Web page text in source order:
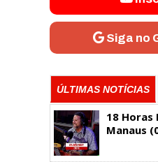
Siga no
ÚLTIMAS NOTÍCIAS
18 Horas
Manaus